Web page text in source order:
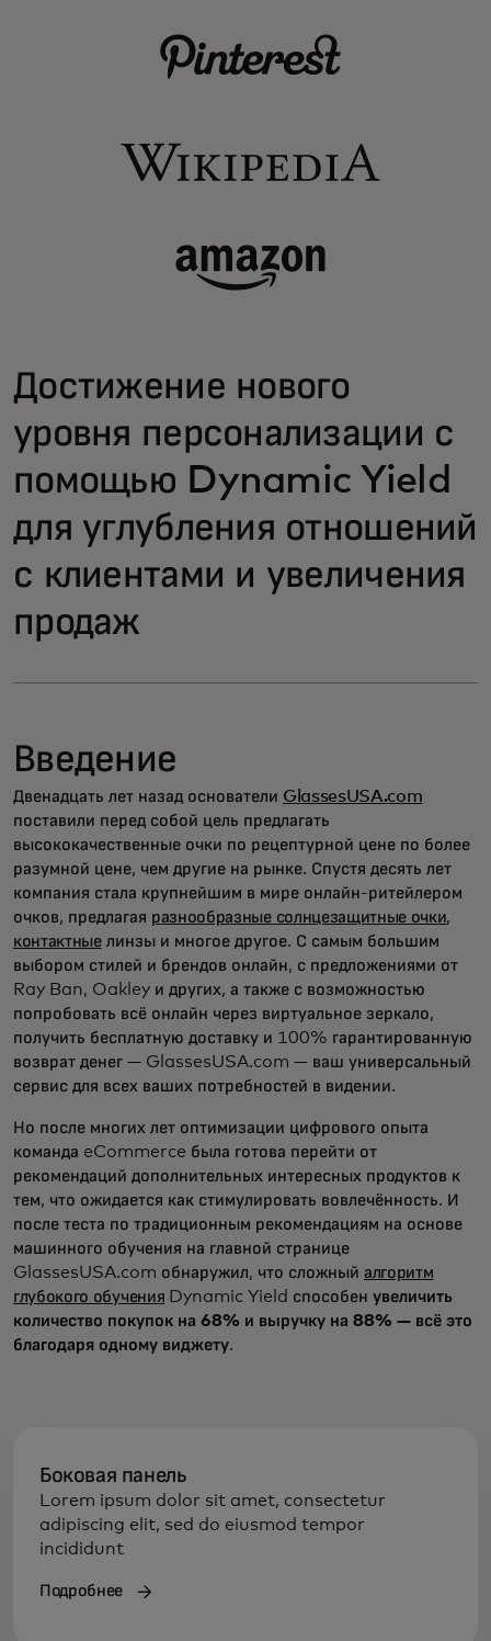
Достижение нового
уровня персонализации с
помощью Dynamic Yield
для углубления отношений
с клиентами и увеличения
продаж
Введение
Двенадцать лет назад основатели GlassesUSA.com
поставили перед собой цель предлагать
высококачественные очки по рецептурной цене по более
разумной цене, чем другие на рынке. Спустя десять лет
компания стала крупнейшим в мире онлайн-ритейлером
очков, предлагая разнообразные солнцезащитные очки,
контактныелинзы и многое другое. С самым большим
выбором стилей и брендов онлайн, с предложениями от
Ray Ban, Oakley и других, а также с возможностью
попробовать всё онлайн через виртуальное зеркало,
получить бесплатную доставку и 100% гарантированную
возврат денег — GlassesUSA.com — ваш универсальный
сервис для всех ваших потребностей в видении.
Но после многих лет оптимизации цифрового опыта
команда eCommerce была готова перейти от
рекомендаций дополнительных интересных продуктов к
тем, что ожидается как стимулировать вовлечённость. И
после теста по традиционным рекомендациям на основе
машинного обучения на главной странице
GlassesUSA.com обнаружил, что сложный алгоритм
глубокого обучения Dynamic Yield способенувеличить
количество покупок на 68% и выручку на 88% — всё это
благодаря одному виджету.
Боковая панель
Lorem ipsum dolor sit amet, consectetur
adipiscing elit, sed do eiusmod tempor
incididunt
Подробнее